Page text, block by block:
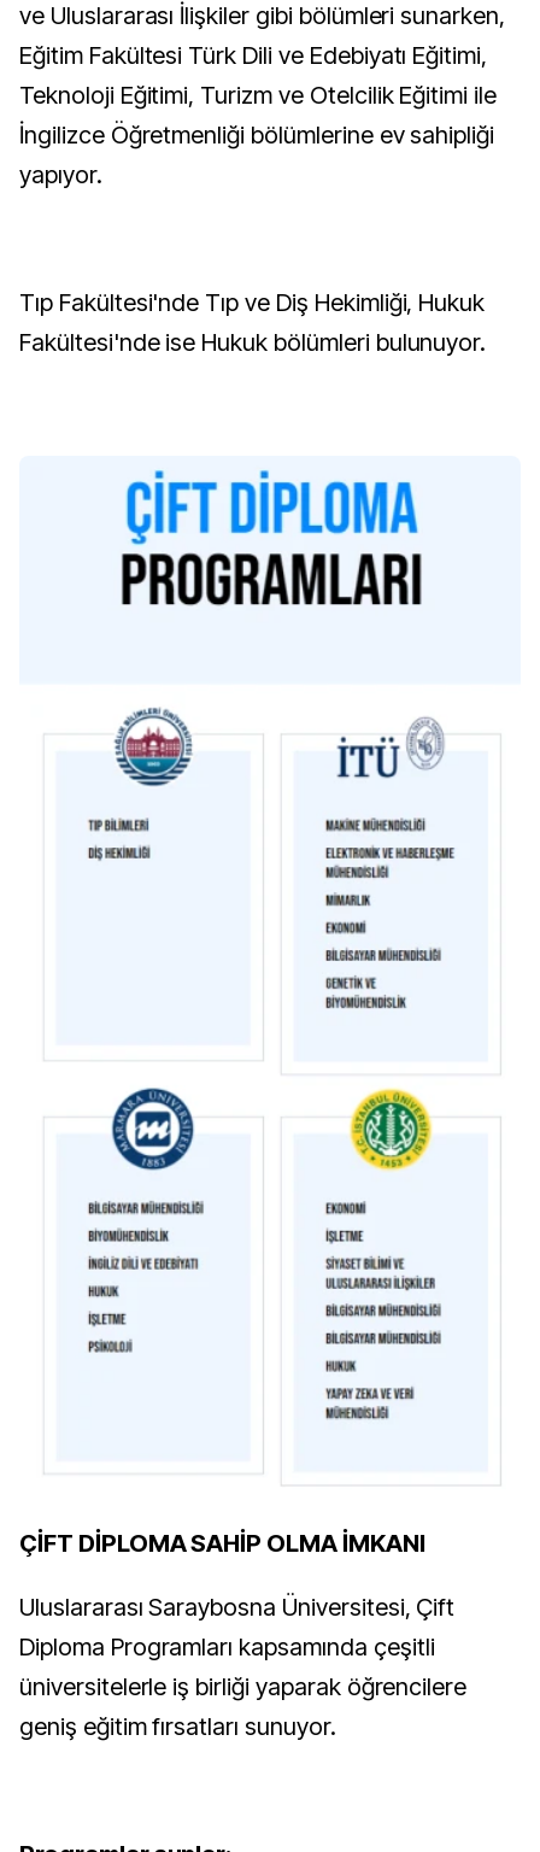
ve Uluslararası İlişkiler gibi bölümleri sunarken,
Eğitim Fakültesi Türk Dili ve Edebiyatı Eğitimi,
Teknoloji Eğitimi, Turizm ve Otelcilik Eğitimi ile
İngilizce Öğretmenliği bölümlerine ev sahipliği
yapıyor.
Tıp Fakültesi'nde Tıp ve Diş Hekimliği, Hukuk
Fakültesi'nde ise Hukuk bölümleri bulunuyor.
ÇİFT DİPLOMA SAHİP OLMA İMKANI
Uluslararası Saraybosna Üniversitesi, Çift
Diploma Programları kapsamında çeşitli
üniversitelerle iş birliği yaparak öğrencilere
geniş eğitim fırsatları sunuyor.